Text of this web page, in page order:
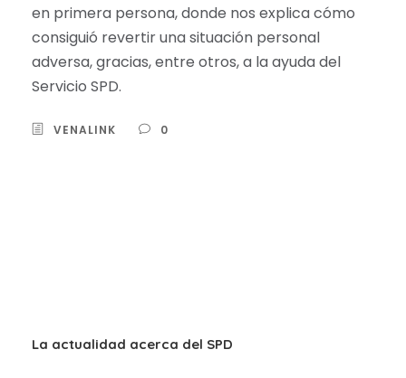
en primera persona, donde nos explica cómo
consiguió revertir una situación personal
adversa, gracias, entre otros, a la ayuda del
Servicio SPD.
VENALINK 0
La actualidad acerca del SPD